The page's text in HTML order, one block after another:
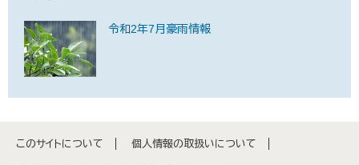
令和2年7月豪雨情報
このサイトについて 個人情報の取扱いについて